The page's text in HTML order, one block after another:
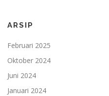
ARSIP
Februari 2025
Oktober 2024
Juni 2024
Januari 2024